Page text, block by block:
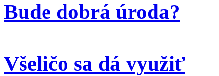
Bude dobrá úroda?
Všeličo sa dá využiť